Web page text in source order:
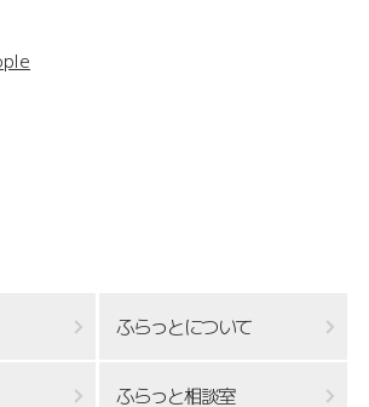
ふらっとについて
ふらっと相談室